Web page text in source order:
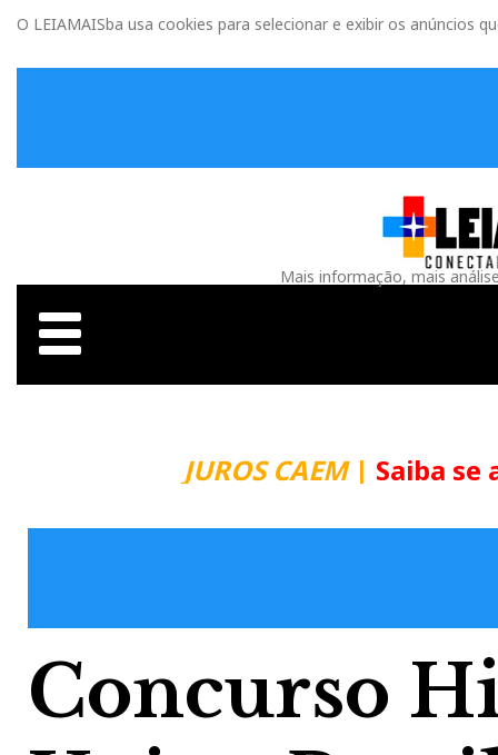
O LEIAMAISba usa cookies para selecionar e exibir os anúncios
Mais informação, mais
JUROS CAEM| Saiba se
Concurso